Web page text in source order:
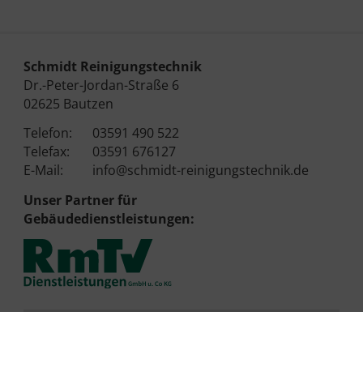
Schmidt Reinigungstechnik
Dr.-Peter-Jordan-Straße 6
02625 Bautzen
Telefon:
03591 490 522
Telefax:
03591 676127
E-Mail:
info@schmidt-reinigungstechnik.de
Unser Partner für
Gebäudedienstleistungen: